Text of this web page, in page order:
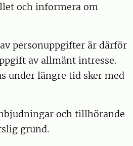
och informera om
personuppgifter är därför
av allmänt intresse.
under längre tid sker med
och tillhörande
grund.